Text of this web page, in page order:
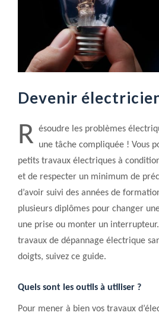
Devenir
R ésoudre les problèmes
une tâche compliquée ! Vous
petits travaux électriques à
et de respecter un minimum de
d’avoir suivi des années de
plusieurs diplômes pour changer
une prise ou monter un
travaux de dépannage électrique
doigts, suivez ce guide.
Quels sont les outils à utiliser ?
Pour mener à bien vos travaux